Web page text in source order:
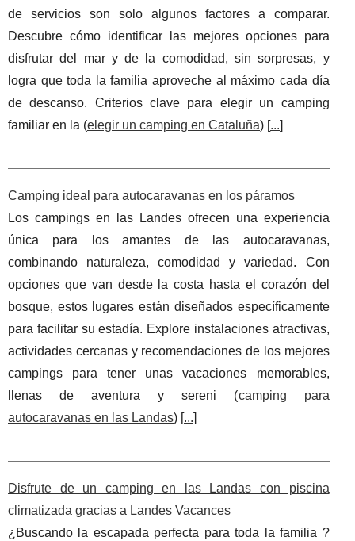
de servicios son solo algunos factores a comparar.
Descubre cómo identificar las mejores opciones para
disfrutar del mar y de la comodidad, sin sorpresas, y
logra que toda la familia aproveche al máximo cada día
de descanso. Criterios clave para elegir un camping
familiar en la (elegir un camping en Cataluña) [ ...
Camping ideal para autocaravanas en los páramos
Los campings en las Landes ofrecen una experiencia
única para los amantes de las autocaravanas,
combinando naturaleza, comodidad y variedad. Con
opciones que van desde la costa hasta el corazón del
bosque, estos lugares están diseñados específicamente
para facilitar su estadía. Explore instalaciones atractivas,
actividades cercanas y recomendaciones de los mejores
campings para tener unas vacaciones memorables,
llenas de aventura y sereni (camping para
autocaravanas en las Landas) [ ...
Disfrute de un camping en las Landas con piscina
climatizada gracias a Landes Vacances
¿Buscando la escapada perfecta para toda la familia ?